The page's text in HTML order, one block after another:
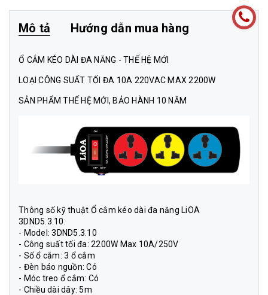
Mô tả Hướng dẫn mua hàng
Ổ CẮM KÉO DÀI ĐA NĂNG - THẾ HỆ MỚI
LOẠI CÔNG SUẤT TỐI ĐA 10A 220VAC MAX 2200W
SẢN PHẨM THẾ HỆ MỚI, BẢO HÀNH 10 NĂM
Thông số kỹ thuật Ổ cắm kéo dài đa năng LiOA
3DND5.3.10:
- Model: 3DND5.3.10
- Công suất tối đa: 2200W Max 10A/250V
- Số ổ cắm: 3 ổ cắm
- Đèn báo nguồn: Có
- Móc treo ổ cắm: Có
- Chiều dài dây: 5m